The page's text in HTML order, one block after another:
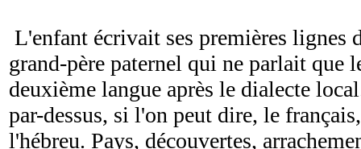
L'enfant écrivait ses premières lignes
grand-père paternel qui ne parlait que
deuxième langue après le dialecte
par-dessus, si l'on peut dire, le
l'hébreu. Pays, découvertes,